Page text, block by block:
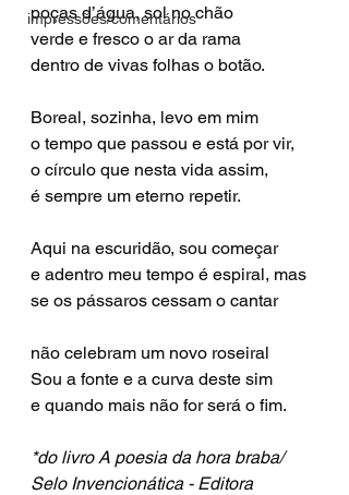
impressões/comentários
poças d’água, sol no chão
verde e fresco o ar da rama
dentro de vivas folhas o botão.
Boreal, sozinha, levo em mim
o tempo que passou e está por vir,
o círculo que nesta vida assim,
é sempre um eterno repetir.
Aqui na escuridão, sou começar
e adentro meu tempo é espiral, mas
se os pássaros cessam o cantar
não celebram um novo roseiral
Sou a fonte e a curva deste sim
e quando mais não for será o fim.
*do livro A poesia da hora braba/
Selo Invencionática - Editora